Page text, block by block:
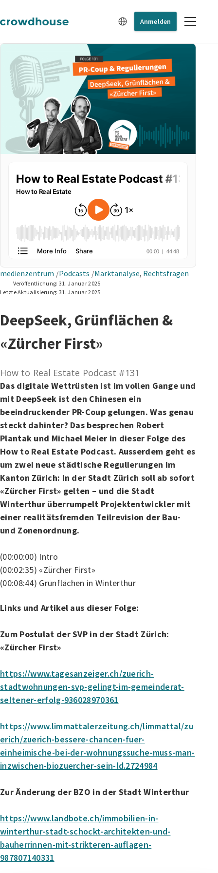
Anmelden
medienzentrum Podcasts Marktanalyse, Rechtsfragen
Veröffentlichung: 31. Januar 2025
Letzte Aktualisierung: 31. Januar 2025
DeepSeek, Grünflächen &
«Zürcher First»
How to Real Estate Podcast #131
Das digitale Wettrüsten ist im vollen Gange und
mit DeepSeek ist den Chinesen ein
beeindruckender PR-Coup gelungen. Was genau
steckt dahinter? Das besprechen Robert
Plantak und Michael Meier in dieser Folge des
How to Real Estate Podcast. Ausserdem geht es
um zwei neue städtische Regulierungen im
Kanton Zürich: In der Stadt Zürich soll ab sofort
«Zürcher First» gelten – und die Stadt
Winterthur überrumpelt Projektentwickler mit
einer realitätsfremden Teilrevision der Bau-
und Zonenordnung.
(00:00:00) Intro
(00:02:35) «Zürcher First»
(00:08:44) Grünflächen in Winterthur
Links und Artikel aus dieser Folge:
Zum Postulat der SVP in der Stadt Zürich:
«Zürcher First»
https://www.tagesanzeiger.ch/zuerich-
stadtwohnungen-svp-gelingt-im-gemeinderat-
seltener-erfolg-936028970361
https://www.limmattalerzeitung.ch/limmattal/zu
erich/zuerich-bessere-chancen-fuer-
einheimische-bei-der-wohnungssuche-muss-man-
inzwischen-biozuercher-sein-ld.2724984
Zur Änderung der BZO in der Stadt Winterthur
https://www.landbote.ch/immobilien-in-
winterthur-stadt-schockt-architekten-und-
bauherrinnen-mit-strikteren-auflagen-
987807140331